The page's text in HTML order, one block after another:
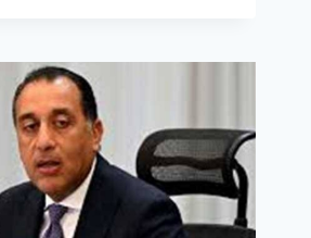
مساعدًا
للوزير
لشئون
عقود